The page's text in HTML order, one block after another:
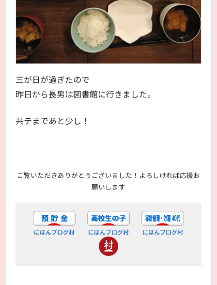
三が日が過ぎたので
昨日から長男は図書館に行きました。
共テまであと少し！
ご覧いただきありがとうございました！よろしければ応援お
願いします
にほんブログ村 にほんブログ村 にほんブログ村